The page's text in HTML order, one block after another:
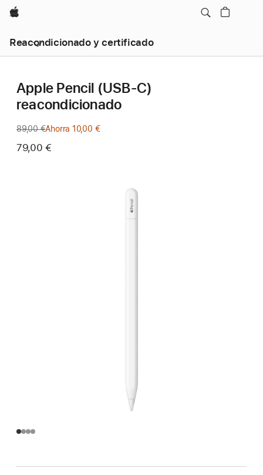
Apple
Reacondicionado y certificado
Apple Pencil (USB-C)
reacondicionado
89,00 €Precio
Ahorra 10,00 €
79,00 €